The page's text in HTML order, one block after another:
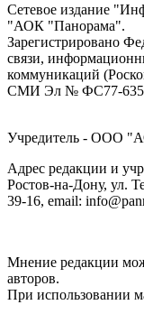
Сетевое издание
"АОК "Панорама".
Зарегистрировано
связи,
коммуникаций
СМИ Эл № ФС77-
Учредитель - ООО
Адрес редакции и
Ростов-на-Дону, ул.
39-16, email:
Мнение редакции
авторов.
При использовании